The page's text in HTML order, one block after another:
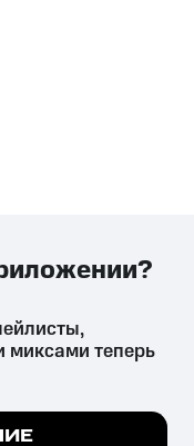
вред здоровью,
установленную
все
миксами теперь